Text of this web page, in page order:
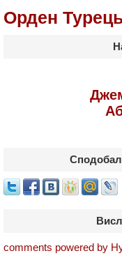
Орден
comments powered by